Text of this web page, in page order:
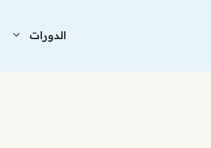
الدورات